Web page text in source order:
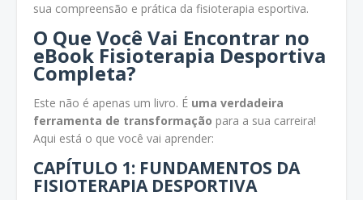
sua compreensão e prática da fisioterapia esportiva.
O Que Você Vai Encontrar no
eBook Fisioterapia Desportiva
Completa?
Este não é apenas um livro. É uma verdadeira
ferramenta de transformação para a sua carreira!
Aqui está o que você vai aprender:
CAPÍTULO 1: FUNDAMENTOS DA
FISIOTERAPIA DESPORTIVA